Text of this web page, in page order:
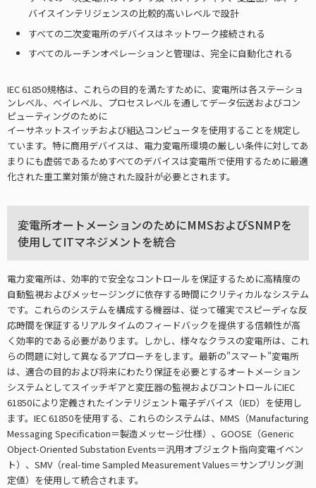
バイスインテリジェンスの比較的高いレベルで設計
すべての二次変電所のデバイスはネットワーク接続される
すべてのルーチンオペレーションと管理は、完全に自動化される
IEC 61850規格は、これらの目的を満たすために、変電所は各ステーショ
ンレベル、ベイレベル、プロセスレベルを通してデータ伝送およびコン
ピューティングのために
イーサネットスイッチおよび組込コンピュータを使用することを規定し
ています。特に商用デバイスは、電力変電所環境の厳しい条件に対してあ
まりにも虚弱であるためすべてのデバイスは変電所で使用するために最適
化された重工業対策が施された設計が必要とされます。
変電所オートメーションのためにMMSおよびSNMPを
使用してITマネジメントを統合
電力変電所は、効率的で安全なコントロールを保証するために高精度の
自動監視およびメッセージングに依存する時間にクリティカルなシステム
です。これらのシステムを構成する機器は、従って確実でスピーディな反
応時間を保証するリアルタイムのフィードバックを提供する信頼性が高
く効率的である必要があります。しかし、様々なクラスの変電所は、これ
らの問題に対して異なるアプローチをします。最新の"スマート"変電所
は、適合の目的および将来にわたり保証を必要とするオートメーション
システムとしてスイッチギアと変圧器の監視およびコントロールにIEC
61850により定義されたインテリジェント電子デバイス（IED）を使用し
ます。IEC 61850を使用する、これらのシステムは、MMS（Manufacturing
Messaging Specification＝製造メッセージ仕様）、GOOSE（Generic
Object-Oriented Substation Events＝汎用オブジェクト指向変電イベン
ト）、SMV（real-time Sampled Measurement Values＝サンプリング測
定値）を使用して統合されます。